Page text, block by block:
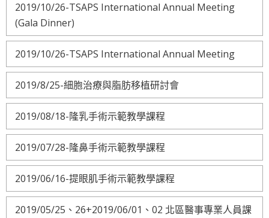
2019/10/26-TSAPS International Annual Meeting
(Gala Dinner)
2019/10/26-TSAPS International Annual Meeting
2019/8/25-細胞治療與脂肪移植研討會
2019/08/18-隆乳手術示範教學課程
2019/07/28-隆鼻手術示範教學課程
2019/06/16-提眼肌手術示範教學課程
2019/05/25、26+2019/06/01、02 北區醫事專業人員課